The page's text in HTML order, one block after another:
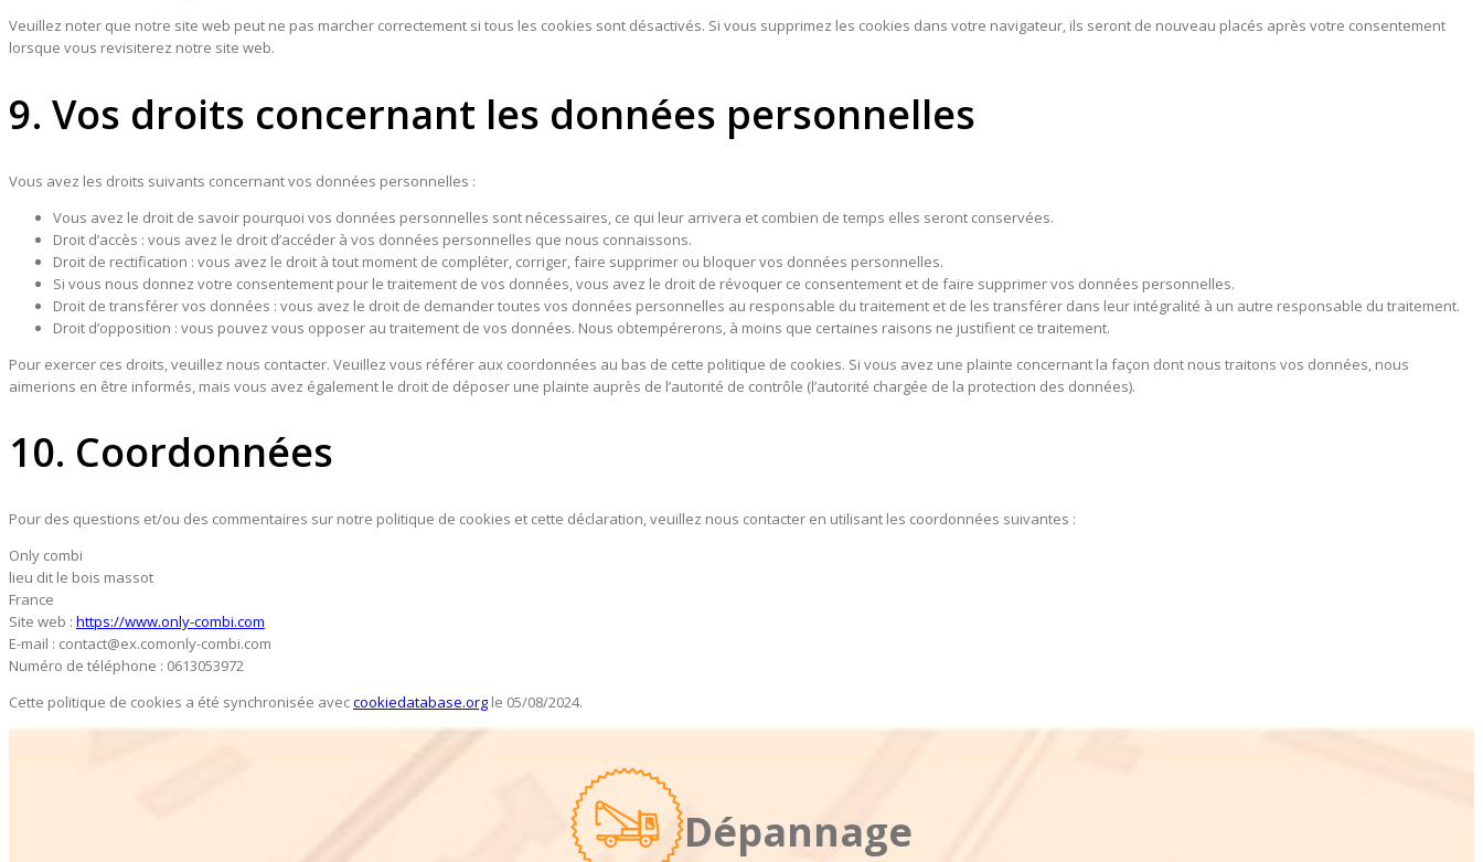
Veuillez noter que notre site web peut ne pas marcher correctement si tous les cookies sont désactivés. Si vous supprimez les cookies dans votre navigateur, ils seront de nouveau placés après votre consentement
lorsque vous revisiterez notre site web.
9. Vos droits concernant les données personnelles
Vous avez les droits suivants concernant vos données personnelles :
Vous avez le droit de savoir pourquoi vos données personnelles sont nécessaires, ce qui leur arrivera et combien de temps elles seront conservées.
Droit d’accès : vous avez le droit d’accéder à vos données personnelles que nous connaissons.
Droit de rectification : vous avez le droit à tout moment de compléter, corriger, faire supprimer ou bloquer vos données personnelles.
Si vous nous donnez votre consentement pour le traitement de vos données, vous avez le droit de révoquer ce consentement et de faire supprimer vos données personnelles.
Droit de transférer vos données : vous avez le droit de demander toutes vos données personnelles au responsable du traitement et de les transférer dans leur intégralité à un autre responsable du traitement.
Droit d’opposition : vous pouvez vous opposer au traitement de vos données. Nous obtempérerons, à moins que certaines raisons ne justifient ce traitement.
Pour exercer ces droits, veuillez nous contacter. Veuillez vous référer aux coordonnées au bas de cette politique de cookies. Si vous avez une plainte concernant la façon dont nous traitons vos données, nous
aimerions en être informés, mais vous avez également le droit de déposer une plainte auprès de l’autorité de contrôle (l’autorité chargée de la protection des données).
10. Coordonnées
Pour des questions et/ou des commentaires sur notre politique de cookies et cette déclaration, veuillez nous contacter en utilisant les coordonnées suivantes :
Only combi
lieu dit le bois massot
France
Site web : https://www.only-combi.com
E-mail : contact@ex.comonly-combi.com
Numéro de téléphone : 0613053972
Cette politique de cookies a été synchronisée aveccookiedatabase.org le 05/08/2024.
Dépannage